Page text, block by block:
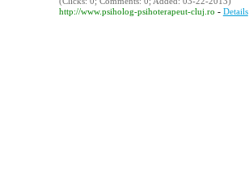
http://www.psiholog-psihoterapeut-cluj.ro - Details